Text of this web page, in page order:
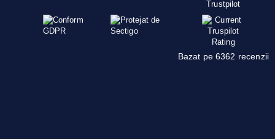
Bazat pe 6362 recenzii